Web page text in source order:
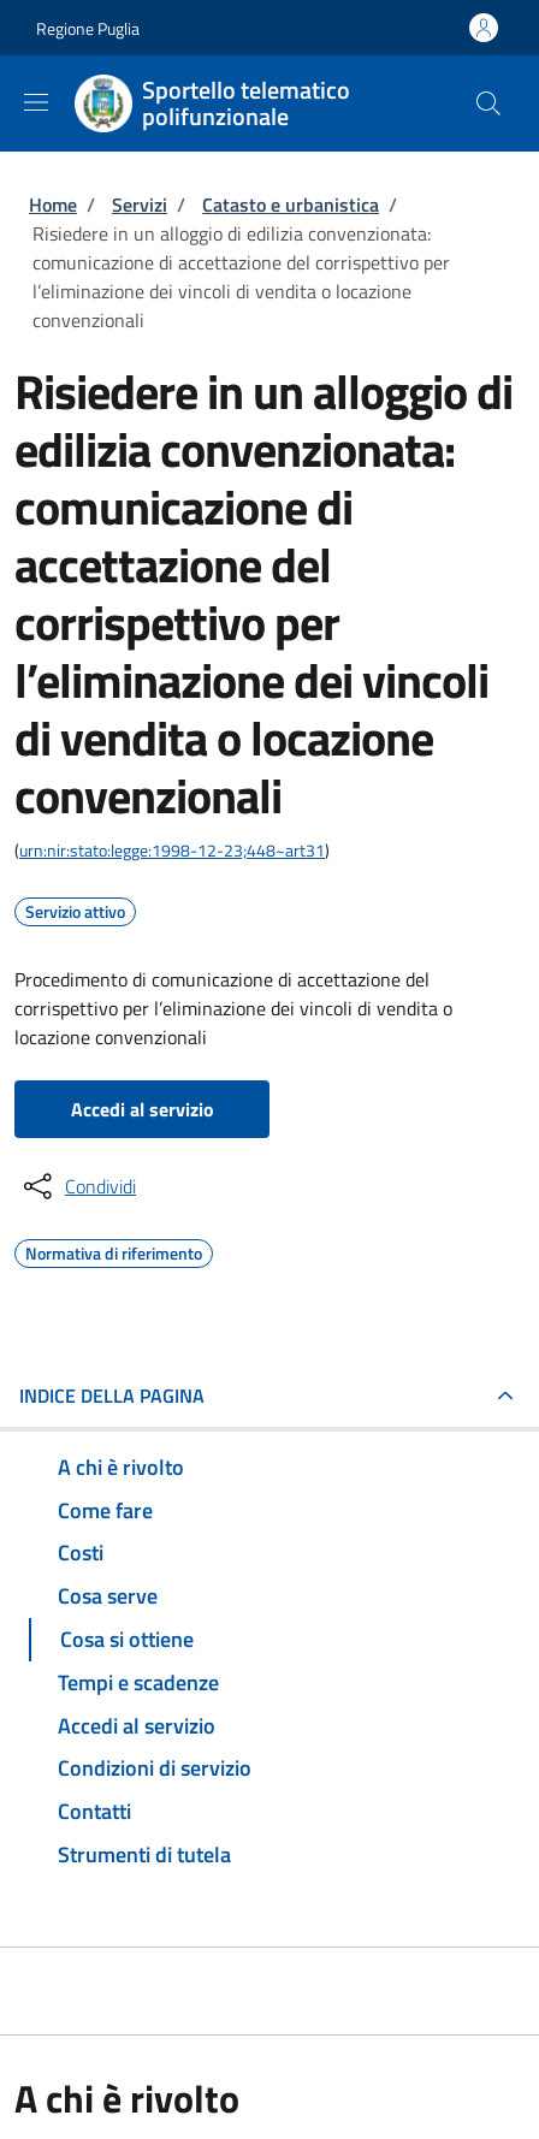
Regione Puglia
Sportello telematico
polifunzionale
Briciole di pane
Home / Servizi / Catasto e urbanistica /
Risiedere in un alloggio di edilizia convenzionata:
comunicazione di accettazione del corrispettivo per
l’eliminazione dei vincoli di vendita o locazione
convenzionali
Risiedere in un alloggio di
edilizia convenzionata:
comunicazione di
accettazione del
corrispettivo per
l’eliminazione dei vincoli
di vendita o locazione
convenzionali
(urn:nir:stato:legge:1998-12-23;448~art31)
Servizio attivo
Procedimento di comunicazione di accettazione del
corrispettivo per l’eliminazione dei vincoli di vendita o
locazione convenzionali
Accedi al servizio
Condividi
Normativa di riferimento
INDICE DELLA PAGINA
A chi è rivolto
Come fare
Costi
Cosa serve
Cosa si ottiene
Tempi e scadenze
Accedi al servizio
Condizioni di servizio
Contatti
Strumenti di tutela
A chi è rivolto